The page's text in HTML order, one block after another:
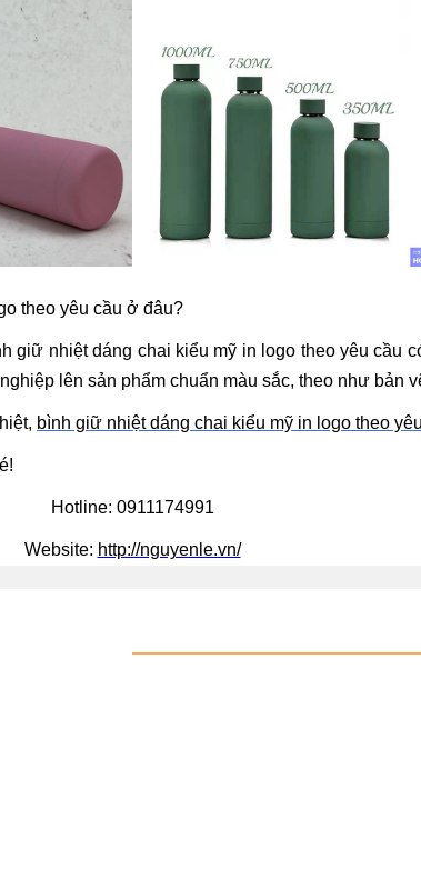
theo yêu cầu ở đâu?
giữ nhiệt dáng chai kiểu mỹ in logo theo yêu cầu
lên sản phẩm chuẩn màu sắc, theo như bản
bình giữ nhiệt dáng chai kiểu mỹ in logo theo
Hotline: 0911174991
Website: http://nguyenle.vn/